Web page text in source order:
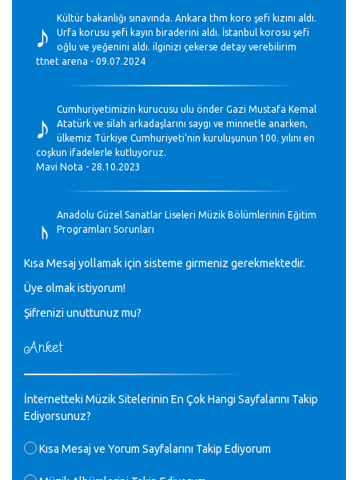
♪
Kültür bakanlığı sınavında. Ankara thm koro şefi kızını aldı.
Urfa korusu şefi kayın biraderini aldı. İstanbul korosu şefi
oğlu ve yeğenini aldı. ilginizi çekerse detay verebilirim
ttnet arena - 09.07.2024
♪
Cumhuriyetimizin kurucusu ulu önder Gazi Mustafa Kemal
Atatürk ve silah arkadaşlarını saygı ve minnetle anarken,
ülkemiz Türkiye Cumhuriyeti’nin kuruluşunun 100. yılını en
coşkun ifadelerle kutluyoruz.
Mavi Nota - 28.10.2023
♪
Anadolu Güzel Sanatlar Liseleri Müzik Bölümlerinin Eğitim
Programları Sorunları
♪
GEÇMİŞ OLSUN TÜRKİYE!
Mavi Nota - 07.02.2023
♪
30 yıl sonra karşılaşmak çok güzel Kurtuluş, teveccüh
M.Semih Baylan - 08.01.2023
♪
Değerli Müfit hocama en içten sevgi saygılarımı iletin
yaptım.1994 yılında derginin bu daldaki ödülüne layık
Kısa Mesaj yollamak için sisteme girmeniz gerekmektedir.
Üye olmak istiyorum!
Şifrenizi unuttunuz mu?
Anket
İnternetteki Müzik Sitelerinin En Çok Hangi Sayfalarını Takip
Ediyorsunuz?
Kısa Mesaj ve Yorum Sayfalarını Takip Ediyorum